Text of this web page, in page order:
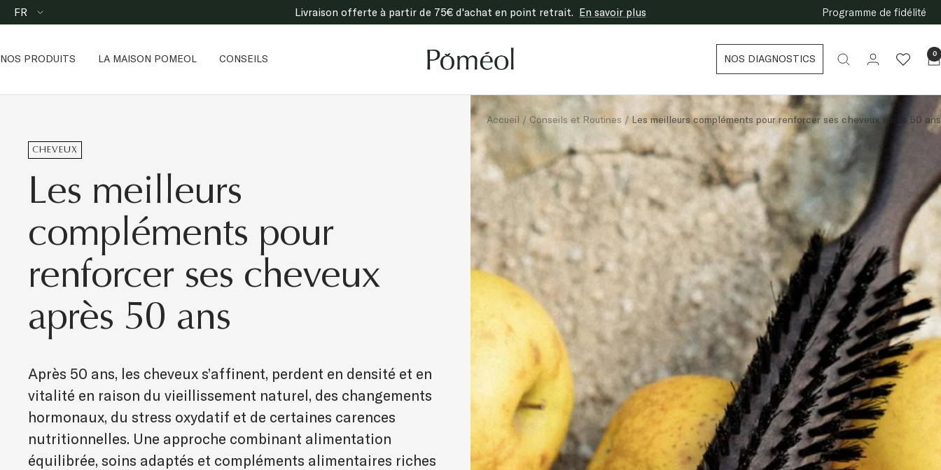
Passer
au
Langue
FR Livraison offerte à partir de 75€ d'achat en point retrait. En savoir plus Programme de fidélité
NOS PRODUITS LA MAISON POMEOL CONSEILS
Poméol
NOS DIAGNOSTICS 0
Accueil Conseils et Routines Les meilleurs compléments pour renforcer ses cheveux après 50 ans
CHEVEUX
Les meilleurs
compléments pour
renforcer ses cheveux
après 50 ans
Après 50 ans, les cheveux s’affinent, perdent en densité et en
vitalité en raison du vieillissement naturel, des changements
hormonaux, du stress oxydatif et de certaines carences
nutritionnelles. Une approche combinant alimentation
équilibrée, soins adaptés et compléments alimentaires riches